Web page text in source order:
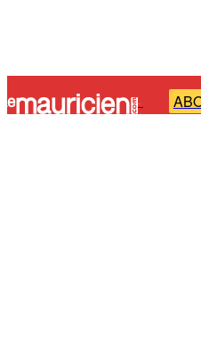
-